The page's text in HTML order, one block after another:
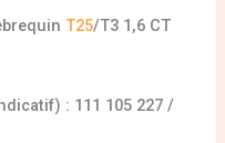
T25/T3 1,6 CT
: 111 105 227 /